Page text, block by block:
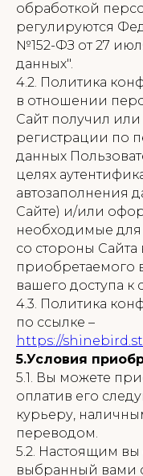
обработкой
регулируются
№152-ФЗ от 27
данных".
4.2. Политика
в отношении
Сайт получил
регистрации по
данных
целях
автозаполнения
Сайте) и/или
необходимые для
со стороны
приобретаемого
вашего доступа к
4.3. Политика
по ссылке –
https://
5.Условия
5.1. Вы можете
оплатив его
курьеру,
переводом.
5.2. Настоящим вы
выбранный вами